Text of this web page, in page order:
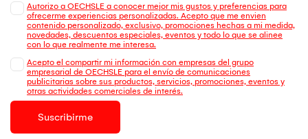
Autorizo a OECHSLE a conocer mejor mis gustos y preferencias para
ofrecerme experiencias personalizadas. Acepto que me envien
contenido personalizado, exclusivo, promociones hechas a mi medida,
novedades, descuentos especiales, eventos y todo lo que se alinee
con lo que realmente me interesa.
Acepto el compartir mi información con empresas del grupo
empresarial de OECHSLE para el envío de comunicaciones
publicitarias sobre sus productos, servicios, promociones, eventos y
otras actividades comerciales de interés.
Suscribirme